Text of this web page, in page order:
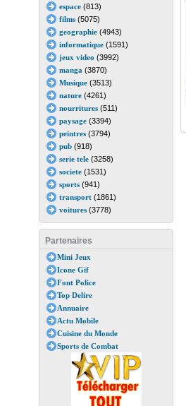
espace(813)
films(5075)
geographie(4943)
informatique(1591)
jeux video (3992)
manga (3870)
Musique(3513)
nature(4261)
nourritures(511)
paysage(3394)
peintres(3794)
pub(918)
serie tele(3258)
societe(1531)
sports(941)
transport(1861)
voitures(3778)
Partenaires
Mini Jeux
Icone Gif
Font Police
Top Delire
Annuaire
Actu Mobile
Cuisine du Monde
Sports de Combat